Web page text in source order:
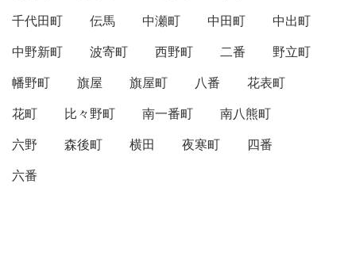
千代田町
伝馬 中瀬町 中田町
中出町
中野新町
波寄町 西野町 二番
野立町
幡野町
旗屋 旗屋町 八番
花表町
花町
比々野町 南一番町
南八熊町
六野
森後町 横田 夜寒町
四番
六番